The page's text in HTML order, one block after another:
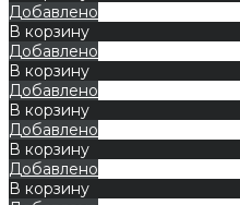
Добавлено
В корзину
Добавлено
В корзину
Добавлено
В корзину
Добавлено
В корзину
Добавлено
В корзину